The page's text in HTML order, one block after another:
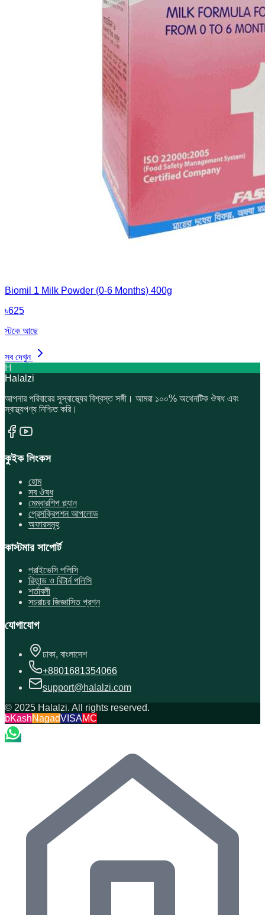
Biomil 1 Milk Powder (0-6 Months) 400g
৳625
স্টকে আছে
সব দেখুন
H
Halalzi
আপনার পরিবারের সুস্বাস্থ্যের বিশ্বস্ত সঙ্গী। আমরা ১০০% অথেনটিক ঔষধ এবং
স্বাস্থ্যপণ্য নিশ্চিত করি।
কুইক লিংকস
হোম
সব ঔষধ
মেম্বারশিপ প্ল্যান
প্রেসক্রিপশন আপলোড
অফারসমূহ
কাস্টমার সাপোর্ট
প্রাইভেসি পলিসি
রিফান্ড ও রিটার্ন পলিসি
শর্তাবলী
সচরাচর জিজ্ঞাসিত প্রশ্ন
যোগাযোগ
ঢাকা, বাংলাদেশ
+8801681354066
support@halalzi.com
© 2025 Halalzi. All rights reserved.
bKashNagadVISAMC